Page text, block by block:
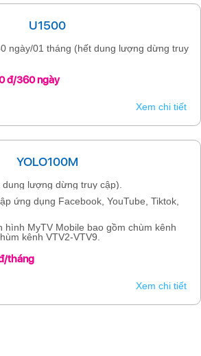
U1500
ngày/01 tháng (hết dung lượng dừng truy
đ/360 ngày
Xem chi tiết
YOLO100M
lượng dừng truy cập).
ứng dụng Facebook, YouTube, Tiktok,
hình MyTV Mobile bao gồm chùm kênh
kênh VTV2-VTV9.
tháng
Xem chi tiết